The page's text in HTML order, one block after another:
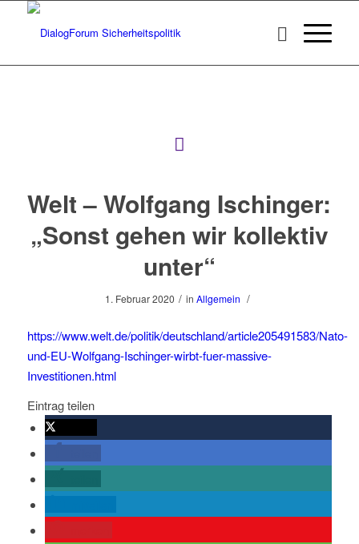
Welt – Wolfgang Ischinger:
„Sonst gehen wir kollektiv
unter“
1. Februar 2020 / in Allgemein /
https://www.welt.de/politik/deutschland/article205491583/Nato-
und-EU-Wolfgang-Ischinger-wirbt-fuer-massive-
Investitionen.html
Eintrag teilen